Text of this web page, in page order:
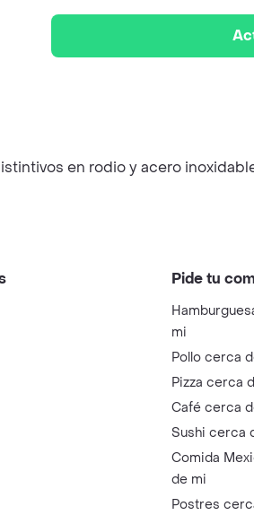
en rodio y acero
Pide tu
mi
Pollo cerca
Pizza cerca
Café cerca
Sushi cerca
Comida
de mi
Postres